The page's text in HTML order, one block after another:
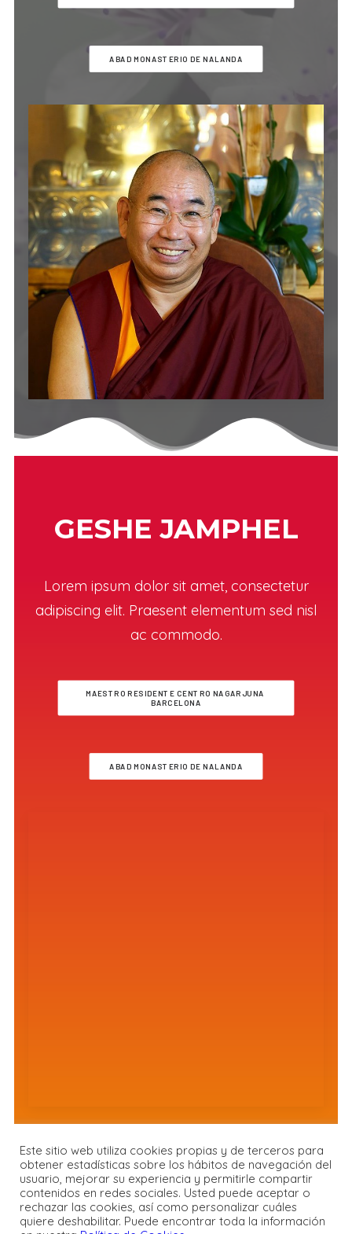
ABAD MONASTERIO DE NALANDA
GESHE JAMPHEL
Lorem ipsum dolor sit amet, consectetur
adipiscing elit. Praesent elementum sed nisl
ac commodo.
MAESTRO RESIDENTE CENTRO NAGARJUNA
BARCELONA
ABAD MONASTERIO DE NALANDA
© FPMT España
Este sitio web utiliza cookies propias y de terceros para
obtener estadísticas sobre los hábitos de navegación del
usuario, mejorar su experiencia y permitirle compartir
contenidos en redes sociales. Usted puede aceptar o
rechazar las cookies, así como personalizar cuáles
quiere deshabilitar. Puede encontrar toda la información